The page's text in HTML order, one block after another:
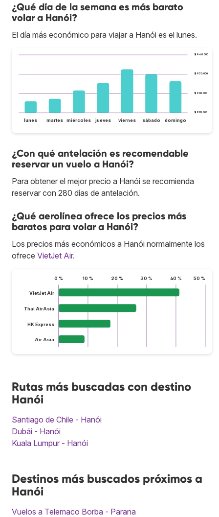
¿Qué día de la semana es más barato
volar a Hanói?
El día más económico para viajar a Hanói es el lunes.
$870.000
$900.000
$930.000
$960.000
lunes martes miércoles jueves viernes sábado domingo
¿Con qué antelación es recomendable
reservar un vuelo a Hanói?
Para obtener el mejor precio a Hanói se recomienda
reservar con 280 días de antelación.
¿Qué aerolínea ofrece los precios más
baratos para volar a Hanói?
Los precios más económicos a Hanói normalmente los
ofrece VietJet Air.
0 % 10 % 20 % 30 % 40 % 50 %
VietJet Air
Thai AirAsia
HK Express
Air Asia
Rutas más buscadas con destino
Hanói
Santiago de Chile - Hanói
Dubái - Hanói
Kuala Lumpur - Hanói
Destinos más buscados próximos a
Hanói
Vuelos a Telemaco Borba - Parana